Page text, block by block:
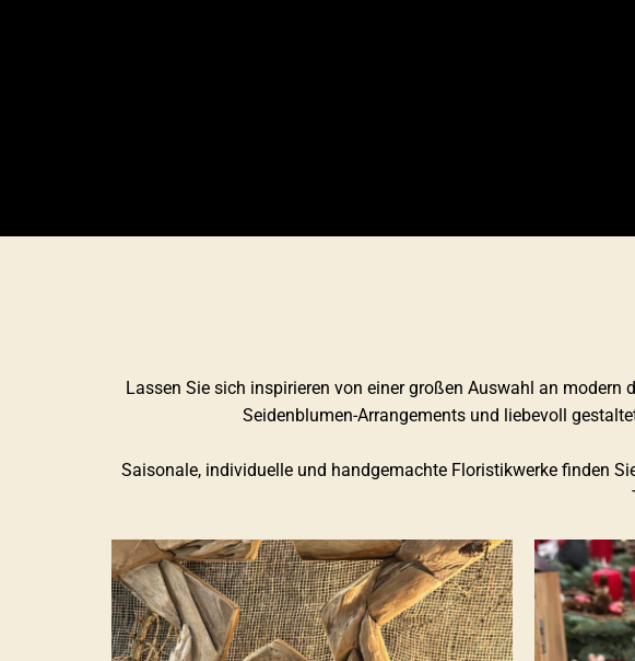
Lassen Sie sich inspirieren von einer großen Auswahl an
Seidenblumen-Arrangements und liebevoll
Saisonale, individuelle und handgemachte Floristikwerke finden